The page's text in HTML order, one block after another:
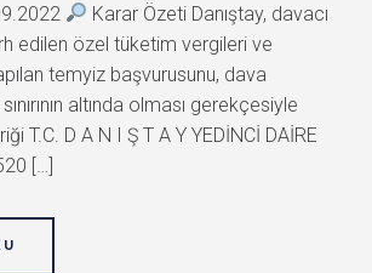
Karar Özeti Danıştay, davacı
edilen özel tüketim vergileri ve
temyiz başvurusunu, dava
altında olması gerekçesiyle
T.C. D A N I Ş T A Y YEDİNCİ DAİRE
[…]